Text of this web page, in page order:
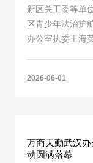
新区关工委等单
区青少年法治护
办公室执委王海
2026-06-01
万商天勤武汉办
动圆满落幕